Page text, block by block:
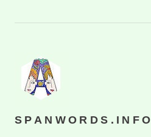
SPANWORDS.INFO